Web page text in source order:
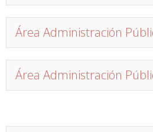
Área Administración
Área Administración